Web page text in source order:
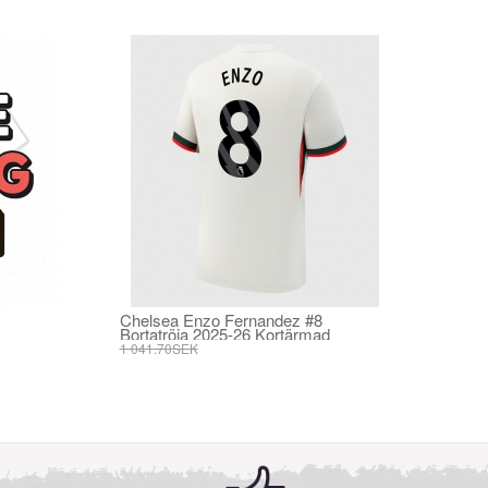
Chelsea Enzo Fernandez #8
Bortatröja 2025-26 Kortärmad
1 041.70SEK